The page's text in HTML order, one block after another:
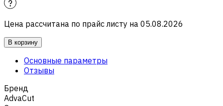
Цена рассчитана по прайс листу на 05.08.2026
В корзину
Основные параметры
Отзывы
Бренд
AdvaCut